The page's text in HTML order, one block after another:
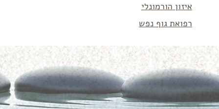
איזון הורמונלי
רפואת גוף נפש